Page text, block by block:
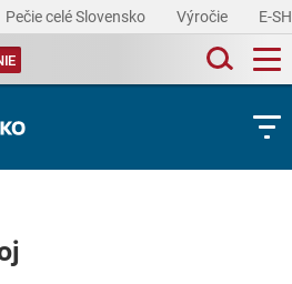
Pečie celé Slovensko Výročie E-